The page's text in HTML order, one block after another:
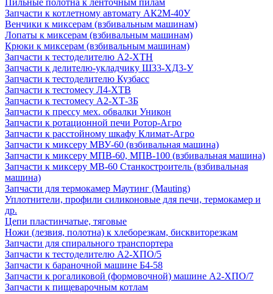
Пильные полотна к ленточным пилам
Запчасти к котлетному автомату АК2М-40У
Венчики к миксерам (взбивальным машинам)
Лопаты к миксерам (взбивальным машинам)
Крюки к миксерам (взбивальным машинам)
Запчасти к тестоделителю А2-ХТН
Запчасти к делителю-укладчику Ш33-ХД3-У
Запчасти к тестоделителю Кузбасс
Запчасти к тестомесу Л4-ХТВ
Запчасти к тестомесу А2-ХТ-3Б
Запчасти к прессу мех. обвалки Уникон
Запчасти к ротационной печи Ротор-Агро
Запчасти к расстойному шкафу Климат-Агро
Запчасти к миксеру МВУ-60 (взбивальная машина)
Запчасти к миксеру МПВ-60, МПВ-100 (взбивальная машина)
Запчасти к миксеру МВ-60 Станкостроитель (взбивальная
машина)
Запчасти для термокамер Маутинг (Mauting)
Уплотнители, профили силиконовые для печи, термокамер и
др.
Цепи пластинчатые, тяговые
Ножи (лезвия, полотна) к хлеборезкам, бисквиторезкам
Запчасти для спирального транспортера
Запчасти к тестоделителю А2-ХПО/5
Запчасти к бараночной машине Б4-58
Запчасти к рогаликовой (формовочной) машине А2-ХПО/7
Запчасти к пищеварочным котлам